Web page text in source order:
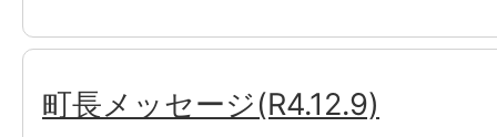
町長メッセージ(R4.12.9)